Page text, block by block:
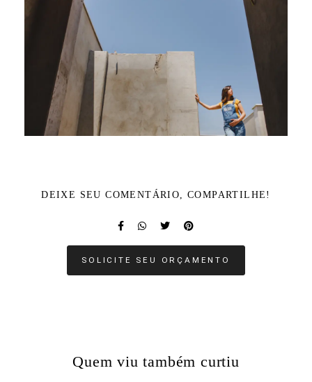
DEIXE SEU COMENTÁRIO, COMPARTILHE!
SOLICITE SEU ORÇAMENTO
Quem viu também curtiu